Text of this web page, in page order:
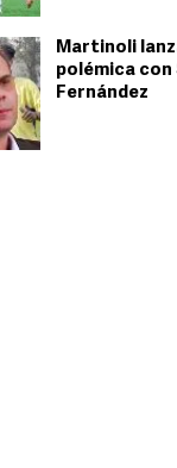
Martinoli
polémica
Fernández